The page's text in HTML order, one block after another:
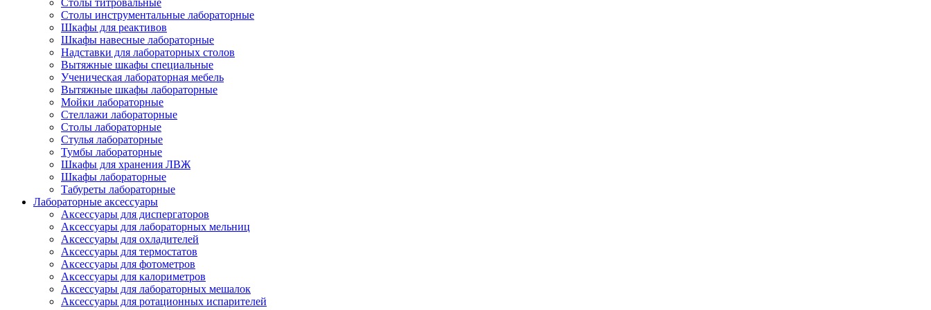
Столы титровальные
Столы инструментальные лабораторные
Шкафы для реактивов
Шкафы навесные лабораторные
Надставки для лабораторных столов
Вытяжные шкафы специальные
Ученическая лабораторная мебель
Вытяжные шкафы лабораторные
Мойки лабораторные
Стеллажи лабораторные
Столы лабораторные
Стулья лабораторные
Тумбы лабораторные
Шкафы для хранения ЛВЖ
Шкафы лабораторные
Табуреты лабораторные
Лабораторные аксессуары
Аксессуары для диспергаторов
Аксессуары для лабораторных мельниц
Аксессуары для охладителей
Аксессуары для термостатов
Аксессуары для фотометров
Аксессуары для калориметров
Аксессуары для лабораторных мешалок
Аксессуары для ротационных испарителей